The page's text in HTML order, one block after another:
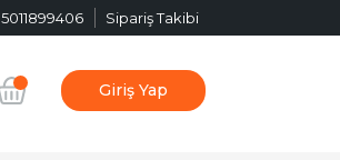
5011899406 Sipariş Takibi
Giriş Yap